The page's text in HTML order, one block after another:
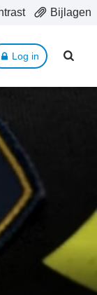
Bijlagen
Log in